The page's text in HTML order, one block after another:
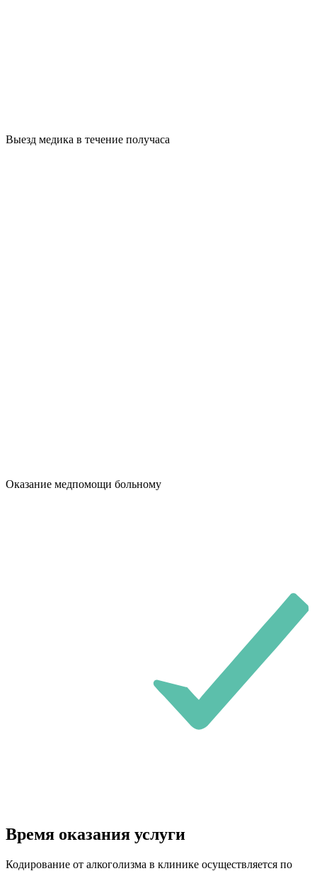
Выезд медика в течение получаса
Оказание медпомощи больному
Время оказания услуги
Кодирование от алкоголизма в клинике осуществляется по